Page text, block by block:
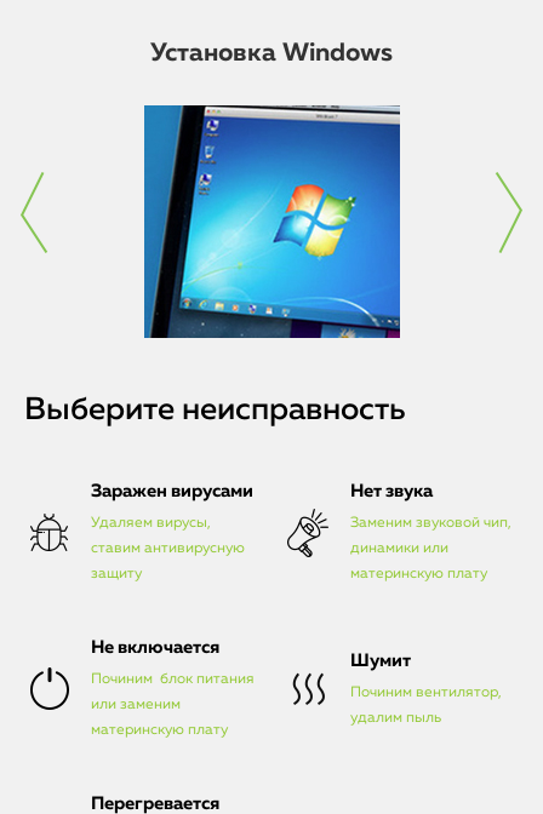
Установка Windows
Выберите неисправность
Заражен вирусами
Удаляем вирусы,
ставим антивирусную
защиту
Нет звука
Заменим звуковой чип,
динамики или
материнскую плату
Не включается
Починим блок питания
или заменим
материнскую плату
Шумит
Починим вентилятор,
удалим пыль
Перегревается